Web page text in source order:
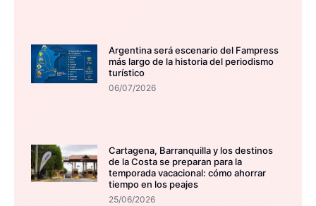
Argentina será escenario del Fampress
más largo de la historia del periodismo
turístico
06/07/2026
Cartagena, Barranquilla y los destinos
de la Costa se preparan para la
temporada vacacional: cómo ahorrar
tiempo en los peajes
25/06/2026